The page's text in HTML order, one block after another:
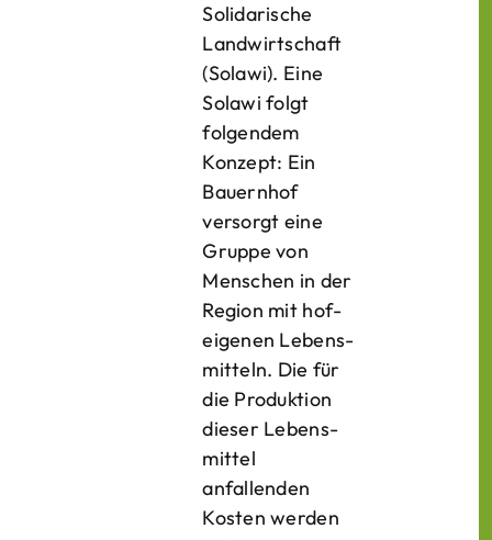
Solidarische
Landwirtschaft
(Solawi). Eine
Solawi folgt
folgendem
Konzept: Ein
Bauern­hof
versorgt eine
Gruppe von
Menschen in der
Region mit hof­
eigenen Lebens­
mitteln. Die für
die Produktion
dieser Lebens­
mittel
anfallenden
Kosten werden